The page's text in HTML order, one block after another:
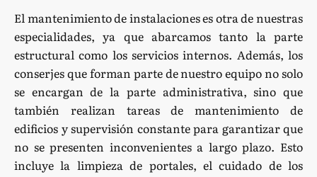
El mantenimiento de instalaciones es otra de nuestras
especialidades, ya que abarcamos tanto la parte
estructural como los servicios internos. Además, los
conserjes que forman parte de nuestro equipo no solo
se encargan de la parte administrativa, sino que
también realizan tareas de mantenimiento de
edificios y supervisión constante para garantizar que
no se presenten inconvenientes a largo plazo. Esto
incluye la limpieza de portales, el cuidado de los